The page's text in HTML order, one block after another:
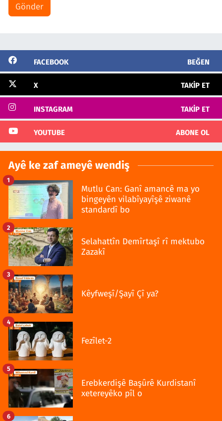
Gönder
FACEBOOK BEĞEN
X TAKIP ET
INSTAGRAM TAKIP ET
YOUTUBE ABONE OL
Ayê ke zaf ameyê wendiş
Mutlu Can: Ganî amancê ma yo
bingeyên vilabîyayîşê ziwanê
standardî bo
1
Selahattîn Demîrtaşî rî mektubo
Zazakî
2
Kêyfweşî/Şayî Çî ya?
3
Fezîlet-2
4
Erebkerdişê Başûrê Kurdistanî
xetereyêko pîl o
5
6